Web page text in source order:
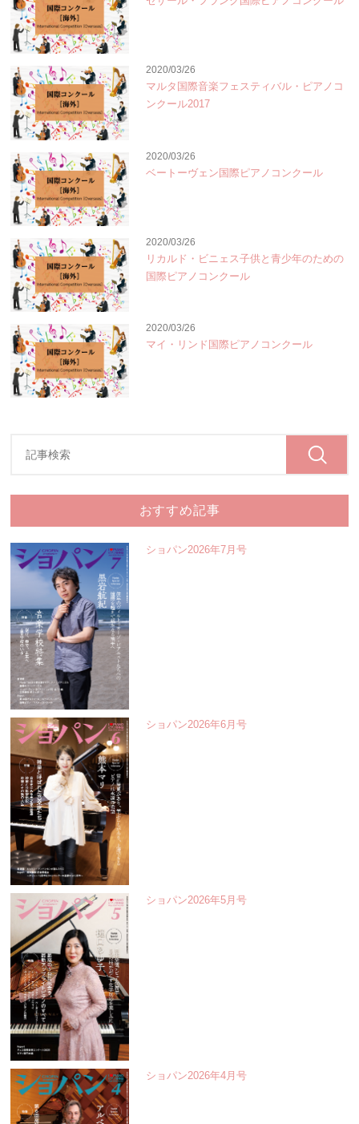
2020/03/26
マルタ国際音楽フェスティバル・ピアノコ
ンクール2017
2020/03/26
ベートーヴェン国際ピアノコンクール
2020/03/26
リカルド・ビニェス子供と青少年のための
国際ピアノコンクール
2020/03/26
マイ・リンド国際ピアノコンクール
おすすめ記事
ショパン2026年7月号
ショパン2026年6月号
ショパン2026年5月号
ショパン2026年4月号